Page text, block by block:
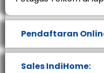
Pendaftaran
Sales IndiHome: